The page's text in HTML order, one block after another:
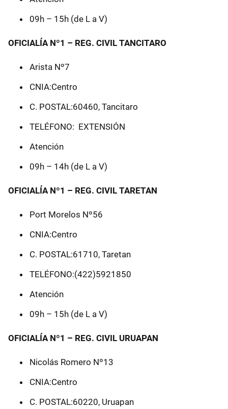
09h – 15h (de L a V)
OFICIALÍA Nº1 – REG. CIVIL TANCITARO
Arista Nº7
CNIA:Centro
C. POSTAL:60460, Tancitaro
TELÉFONO: EXTENSIÓN
Atención
09h – 14h (de L a V)
OFICIALÍA Nº1 – REG. CIVIL TARETAN
Port Morelos Nº56
CNIA:Centro
C. POSTAL:61710, Taretan
TELÉFONO:(422)5921850
Atención
09h – 15h (de L a V)
OFICIALÍA Nº1 – REG. CIVIL URUAPAN
Nicolás Romero Nº13
CNIA:Centro
C. POSTAL:60220, Uruapan